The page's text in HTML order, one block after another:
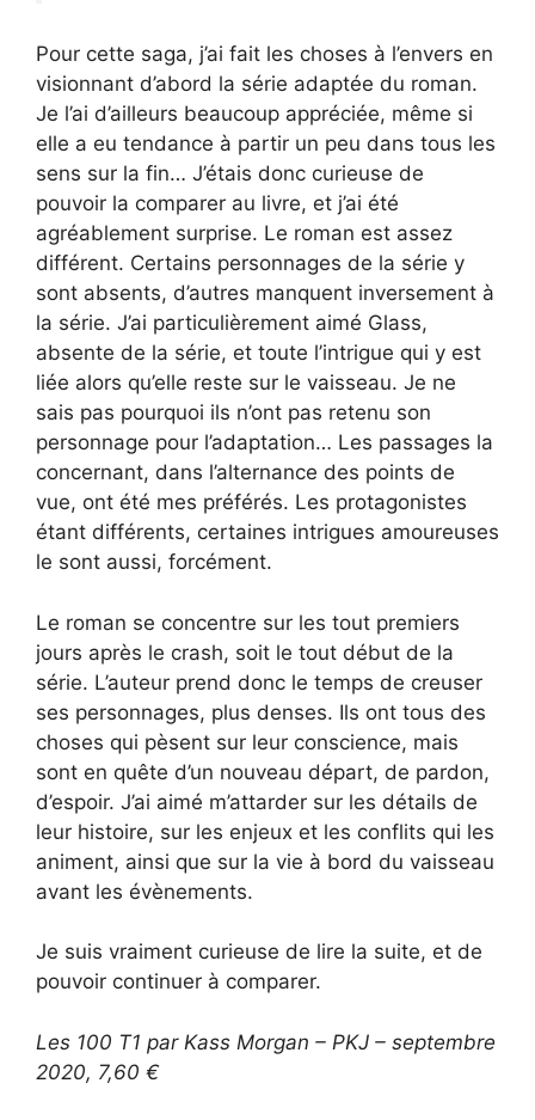
Pour cette saga, j’ai fait les choses à l’envers en
visionnant d’abord la série adaptée du roman.
Je l’ai d’ailleurs beaucoup appréciée, même si
elle a eu tendance à partir un peu dans tous les
sens sur la fin… J’étais donc curieuse de
pouvoir la comparer au livre, et j’ai été
agréablement surprise. Le roman est assez
différent. Certains personnages de la série y
sont absents, d’autres manquent inversement à
la série. J’ai particulièrement aimé Glass,
absente de la série, et toute l’intrigue qui y est
liée alors qu’elle reste sur le vaisseau. Je ne
sais pas pourquoi ils n’ont pas retenu son
personnage pour l’adaptation… Les passages la
concernant, dans l’alternance des points de
vue, ont été mes préférés. Les protagonistes
étant différents, certaines intrigues amoureuses
le sont aussi, forcément.
Le roman se concentre sur les tout premiers
jours après le crash, soit le tout début de la
série. L’auteur prend donc le temps de creuser
ses personnages, plus denses. Ils ont tous des
choses qui pèsent sur leur conscience, mais
sont en quête d’un nouveau départ, de pardon,
d’espoir. J’ai aimé m’attarder sur les détails de
leur histoire, sur les enjeux et les conflits qui les
animent, ainsi que sur la vie à bord du vaisseau
avant les évènements.
Je suis vraiment curieuse de lire la suite, et de
pouvoir continuer à comparer.
Les 100 T1 par Kass Morgan – PKJ – septembre
2020, 7,60 €